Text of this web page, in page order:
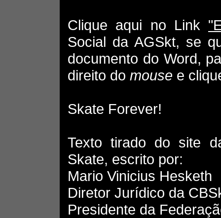
Clique aqui no Link
Social da AGSkt, se
documento do Word,
direito do mouse e
Skate Forever!
Texto tirado do site
Skate, escrito por:
Mario Vinicius Hesketh
Diretor Jurídico da
Presidente da